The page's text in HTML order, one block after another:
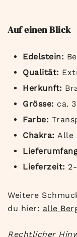
Auf einen Blick
Edelstein:
Qualität:
Herkunft:
Grösse: ca.
Farbe:
Chakra: Alle
Lieferzeit:
Weitere
du hier: alle
Rechtlicher